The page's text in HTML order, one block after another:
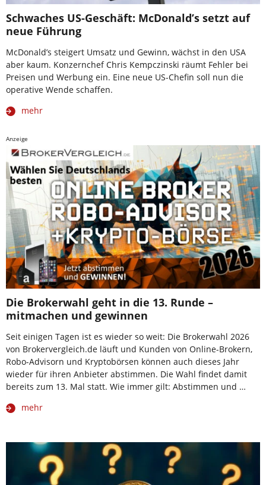
Schwaches US-Geschäft: McDonald’s setzt auf
neue Führung
McDonald’s steigert Umsatz und Gewinn, wächst in den USA
aber kaum. Konzernchef Chris Kempczinski räumt Fehler bei
Preisen und Werbung ein. Eine neue US-Chefin soll nun die
operative Wende schaffen.
mehr
Anzeige
Die Brokerwahl geht in die 13. Runde –
mitmachen und gewinnen
Seit einigen Tagen ist es wieder so weit: Die Brokerwahl 2026
von Brokervergleich.de läuft und Kunden von Online-Brokern,
Robo-Advisorn und Kryptobörsen können auch dieses Jahr
wieder für ihren Anbieter abstimmen. Die Wahl findet damit
bereits zum 13. Mal statt. Wie immer gilt: Abstimmen und …
mehr